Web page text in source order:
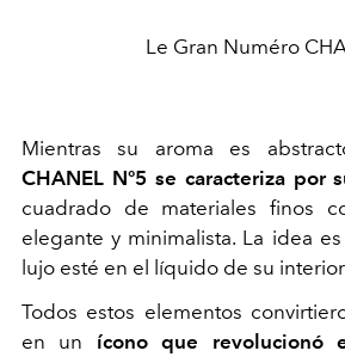
Le Gran Numéro
Mientras su aroma es
CHANEL Nº5 se caracteriza por
cuadrado de materiales finos
elegante y minimalista. La idea
lujo esté en el líquido de su
Todos estos elementos
en un ícono que revolucionó